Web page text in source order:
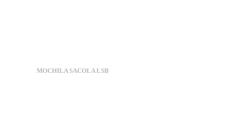
MOCHILA SACOLA LSB